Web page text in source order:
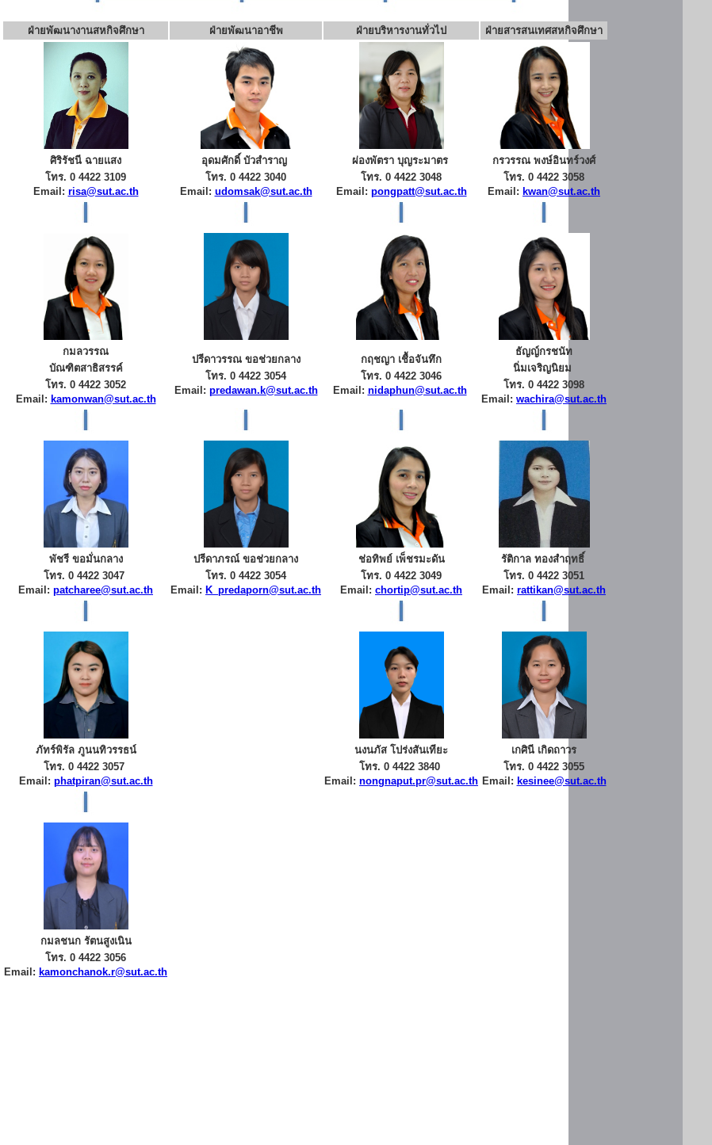
ฝ่ายพัฒนางานสหกิจศึกษา ฝ่ายพัฒนาอาชีพ ฝ่ายบริหารงานทั่วไป ฝ่ายสารสนเทศสหกิจศึกษา
ศิริรัชนี ฉายแสง
โทร. 0 4422 3109
Email: risa@sut.ac.th
อุดมศักดิ์ บัวสำราญ
โทร. 0 4422 3040
Email: udomsak@sut.ac.th
ผ่องพัตรา บุญระมาตร
โทร. 0 4422 3048
Email: pongpatt@sut.ac.th
กรวรรณ พงษ์อินทร์วงศ์
โทร. 0 4422 3058
Email: kwan@sut.ac.th
กมลวรรณ
บัณฑิตสาธิสรรค์
โทร. 0 4422 3052
Email: kamonwan@sut.ac.th
ปรีดาวรรณ ขอช่วยกลาง
โทร. 0 4422 3054
Email: predawan.k@sut.ac.th
กฤชญา เชื้อจันทึก
โทร. 0 4422 3046
Email: nidaphun@sut.ac.th
ธัญญ์กรชนัท
นิ่มเจริญนิยม
โทร. 0 4422 3098
Email: wachira@sut.ac.th
พัชรี ขอมั่นกลาง
โทร. 0 4422 3047
Email: patcharee@sut.ac.th
ปรีดาภรณ์ ขอช่วยกลาง
โทร. 0 4422 3054
Email: K_predaporn@sut.ac.th
ช่อทิพย์ เพ็ชรมะดัน
โทร. 0 4422 3049
Email: chortip@sut.ac.th
รัติกาล ทองสำฤทธิ์
โทร. 0 4422 3051
Email: rattikan@sut.ac.th
ภัทร์พิรัล ภูนนทิวรรธน์
โทร. 0 4422 3057
Email: phatpiran@sut.ac.th
นงนภัส โปร่งสันเทียะ
โทร. 0 4422 3840
Email: nongnaput.pr@sut.ac.th
เกศินี เกิดถาวร
โทร. 0 4422 3055
Email: kesinee@sut.ac.th
กมลชนก รัตนสูงเนิน
โทร. 0 4422 3056
Email: kamonchanok.r@sut.ac.th